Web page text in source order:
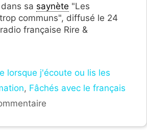
dans sa saynète "Les
communs", diffusé le 24
française Rire &
lorsque j'écoute ou lis les
, Fâchés avec le français